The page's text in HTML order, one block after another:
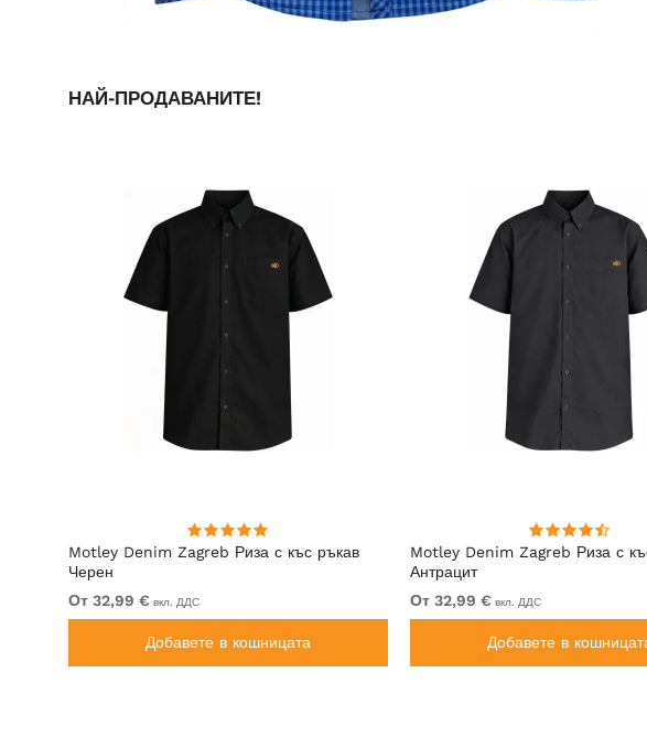
НАЙ-ПРОДАВАНИТЕ!
Motley Denim Zagreb Риза с къс ръкав
Черен
От 32,99 € вкл. ДДС
Добавете в кошницата
Motley Denim Zagreb Риза с
Антрацит
От 32,99 € вкл. ДДС
Добавете в